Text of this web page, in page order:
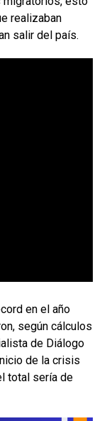
realizaban
salir del país.
en el año
según cálculos
de Diálogo
de la crisis
total sería de